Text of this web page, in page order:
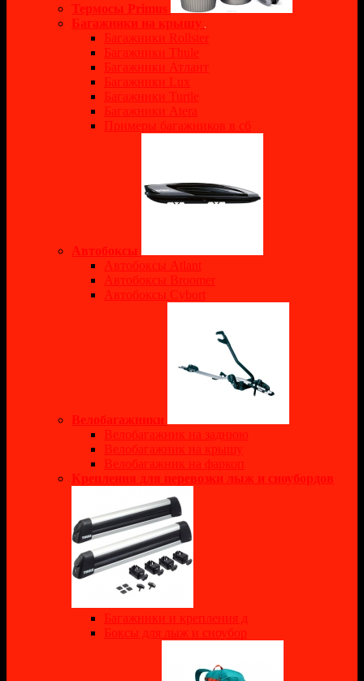
Термосы Primus
Багажники на крышу
Багажники Rollster
Багажники Thule
Багажники Атлант
Багажники Lux
Багажники Turtle
Багажники Atera
Примеры багажников в сб
Автобоксы
Автобоксы Atlant
Автобоксы Broomer
Автобоксы Cybort
Велобагажники
Велобагажник на заднюю
Велобагажник на крышу
Велобагажник на фаркоп
Крепления для перевозки лыж и сноубордов
Багажники и крепления д
Боксы для лыж и сноубор